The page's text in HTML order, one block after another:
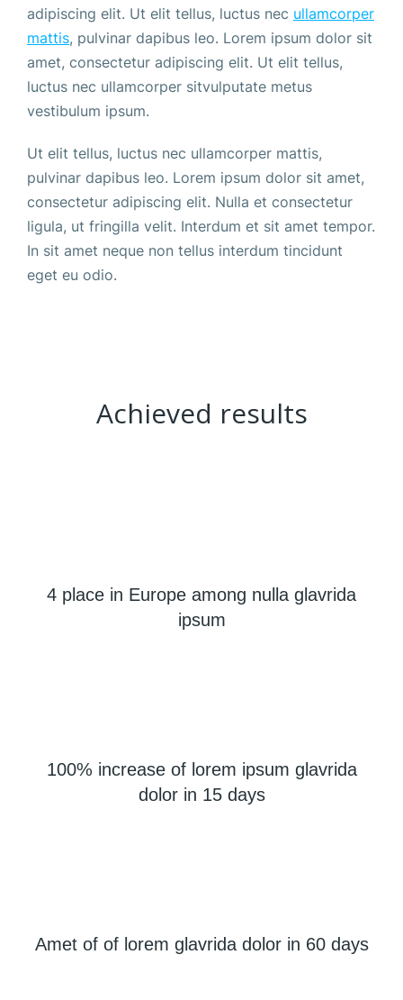
adipiscing elit. Ut elit tellus, luctus nec ullamcorper
mattis, pulvinar dapibus leo. Lorem ipsum dolor sit
amet, consectetur adipiscing elit. Ut elit tellus,
luctus nec ullamcorper sitvulputate metus
vestibulum ipsum.
Ut elit tellus, luctus nec ullamcorper mattis,
pulvinar dapibus leo. Lorem ipsum dolor sit amet,
consectetur adipiscing elit. Nulla et consectetur
ligula, ut fringilla velit. Interdum et sit amet tempor.
In sit amet neque non tellus interdum tincidunt
eget eu odio.
Achieved results
4 place in Europe among nulla glavrida
ipsum
100% increase of lorem ipsum glavrida
dolor in 15 days
Amet of of lorem glavrida dolor in 60 days